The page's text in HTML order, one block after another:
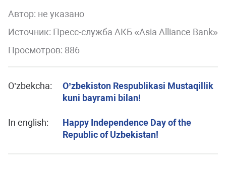
Автор: не указано
Источник: Пресс-служба АКБ «Asia Alliance Bank»
Просмотров: 886
O’zbekcha:
O’zbekiston Respublikasi Mustaqillik
kuni bayrami bilan!
In english:
Happy Independence Day of the
Republic of Uzbekistan!